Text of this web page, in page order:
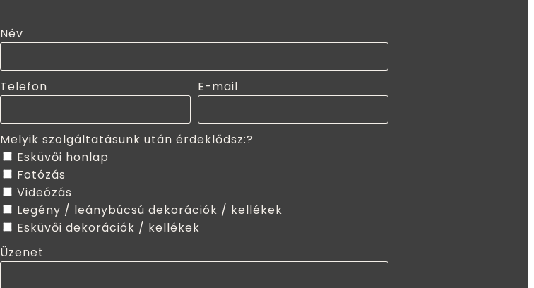
Név
Telefon E-mail
Melyik szolgáltatásunk után érdeklődsz:?
Esküvői honlap
Fotózás
Videózás
Legény / leánybúcsú dekorációk / kellékek
Esküvői dekorációk / kellékek
Üzenet